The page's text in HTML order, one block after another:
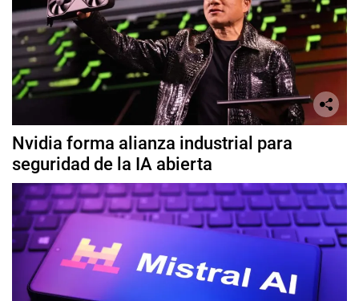
Nvidia forma alianza industrial para
seguridad de la IA abierta